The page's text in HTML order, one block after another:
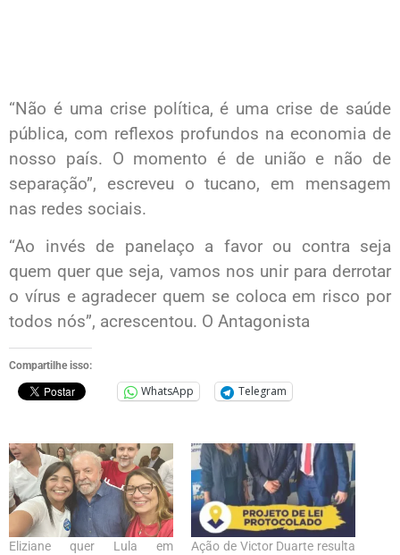
“Não é uma crise política, é uma crise de saúde
pública, com reflexos profundos na economia de
nosso país. O momento é de união e não de
separação”, escreveu o tucano, em mensagem
nas redes sociais.
“Ao invés de panelaço a favor ou contra seja
quem quer que seja, vamos nos unir para derrotar
o vírus e agradecer quem se coloca em risco por
todos nós”, acrescentou. O Antagonista
Compartilhe isso:
WhatsApp Telegram
Eliziane quer Lula em
Ação de Victor Duarte resulta